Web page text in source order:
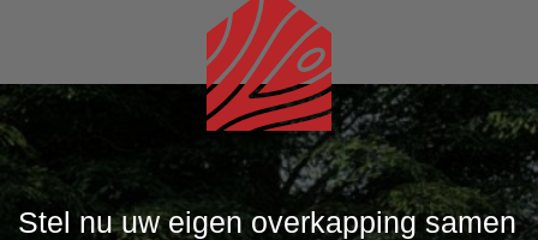
Stel nu uw eigen overkapping samen